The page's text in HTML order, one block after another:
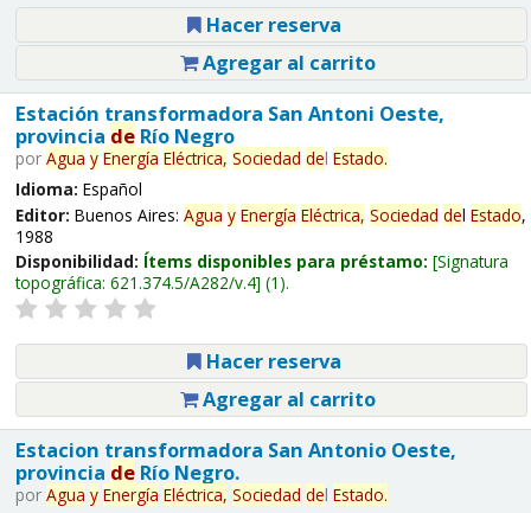
Hacer reserva
Agregar al carrito
Estación transformadora San Antoni Oeste,
provincia deRío Negro
por Agua y Energía Eléctrica, Sociedad del Estado.
Idioma: Español
Editor: Buenos Aires: Agua y Energía Eléctrica, Sociedad del Estado,
1988
Disponibilidad: Ítems disponibles para préstamo: Signatura
topográfica: 621.374.5/A282/v.4 (1).
Hacer reserva
Agregar al carrito
Estacion transformadora San Antonio Oeste,
provincia deRío Negro.
por Agua y Energía Eléctrica, Sociedad del Estado.